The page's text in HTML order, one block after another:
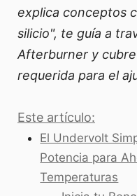
explica conceptos
silicio", te guía a
Afterburner y
requerida para el
Este artículo:
El Undervolt
Potencia para
Temperaturas